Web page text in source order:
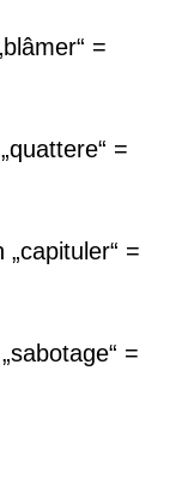
=
=
=
=